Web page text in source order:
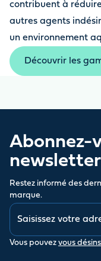
contribuent à
autres agents
un environnement
Découvrir les
Abonnez-
newsletter
Restez informé des
marque.
Vous pouvez vous